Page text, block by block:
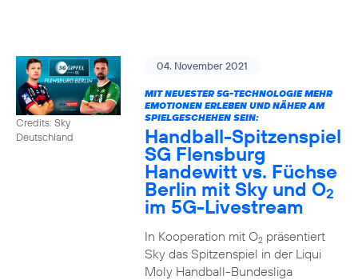
Credits: Sky
Deutschland
04. November 2021
MIT NEUESTER 5G-TECHNOLOGIE MEHR
EMOTIONEN ERLEBEN UND NÄHER AM
SPIELGESCHEHEN SEIN:
Handball-Spitzenspiel
SG Flensburg
Handewitt vs. Füchse
Berlin mit Sky und O2
im 5G-Livestream
In Kooperation mit O2präsentiert
Sky das Spitzenspiel in der Liqui
Moly Handball-Bundesliga